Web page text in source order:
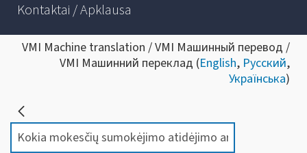
Kontaktai / Apklausa
VMI Machine translation / VMI Машинный перевод /
VMI Машинний переклад (English, Русский,
Українська)